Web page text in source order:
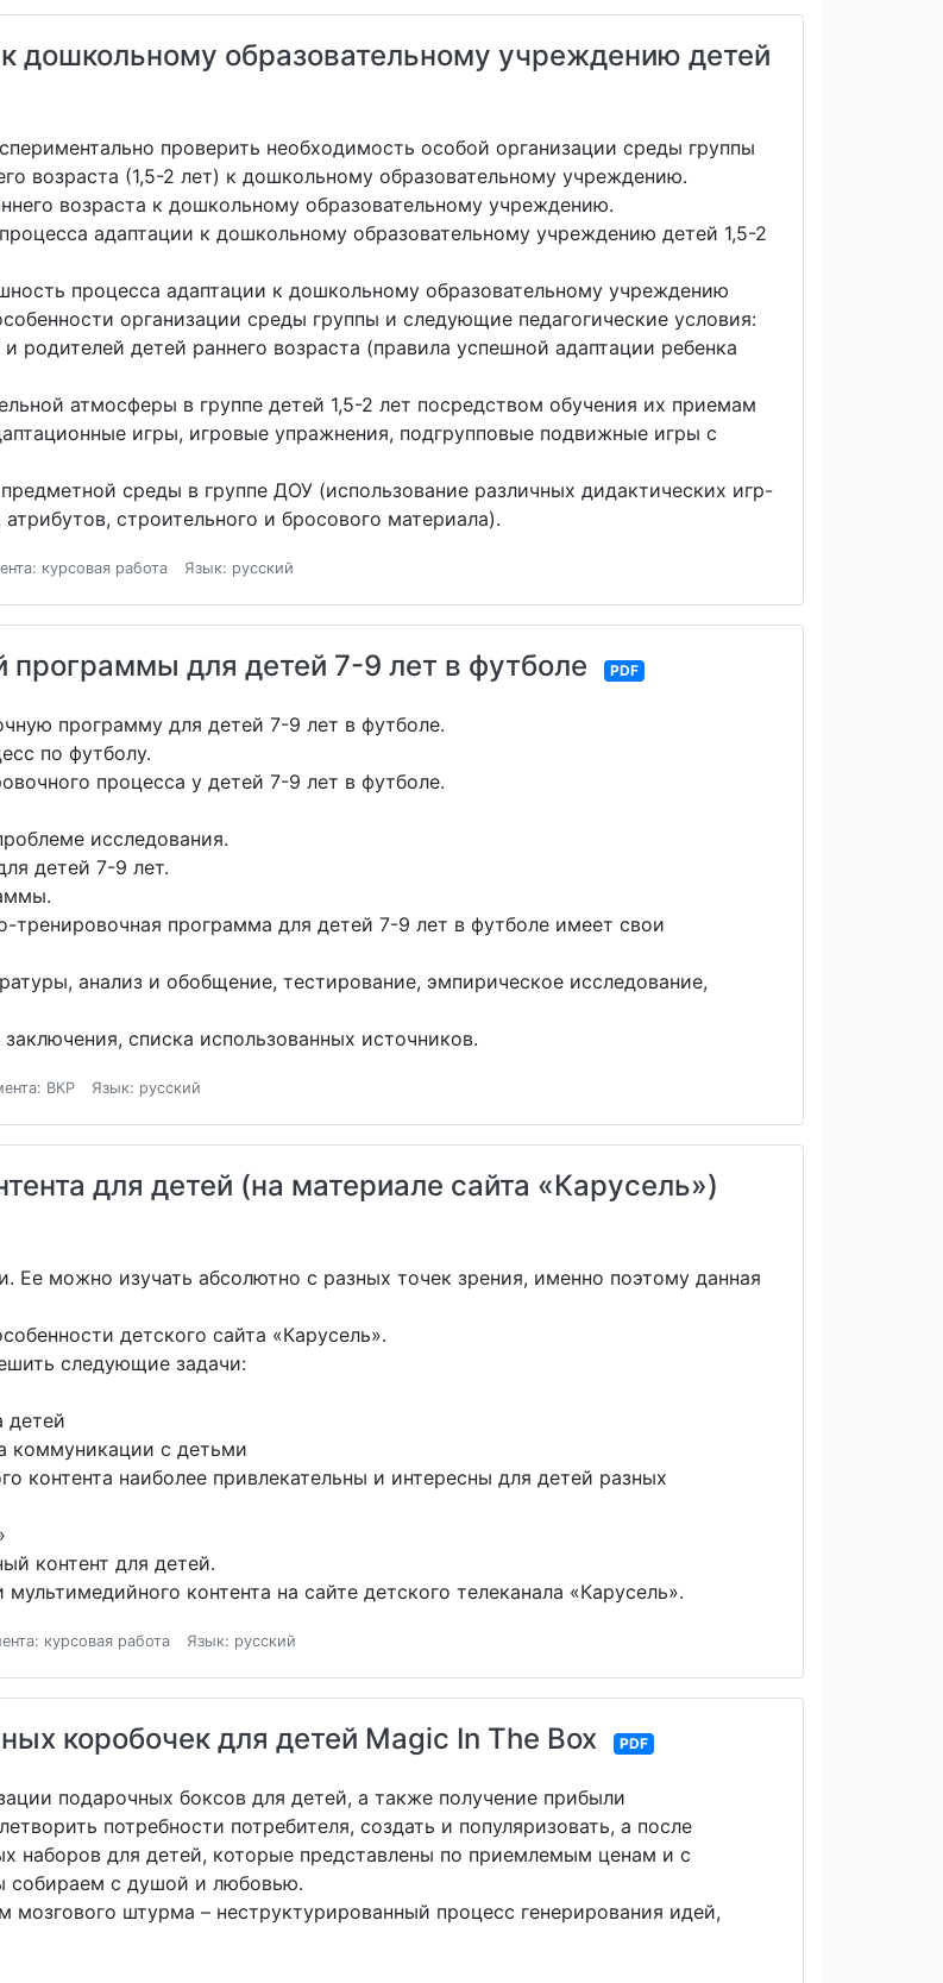
дошкольному образовательному учреждению детей
проверить необходимость особой организации среды группы
возраста (1,5-2 лет) к дошкольному образовательному учреждению.
возраста к дошкольному образовательному учреждению.
адаптации к дошкольному образовательному учреждению детей 1,5-2
процесса адаптации к дошкольному образовательному учреждению
организации среды группы и следующие педагогические условия:
родителей детей раннего возраста (правила успешной адаптации ребенка
атмосферы в группе детей 1,5-2 лет посредством обучения их приемам
игры, игровые упражнения, подгрупповые подвижные игры с
среды в группе ДОУ (использование различных дидактических игр-
строительного и бросового материала).
курсовая работа Язык: русский
программы для детей 7-9 лет в футболе PDF
программу для детей 7-9 лет в футболе.
по футболу.
процесса у детей 7-9 лет в футболе.
исследования.
детей 7-9 лет.
тренировочная программа для детей 7-9 лет в футболе имеет свои
анализ и обобщение, тестирование, эмпирическое исследование,
списка использованных источников.
ВКР Язык: русский
для детей (на материале сайта «Карусель»)
Ее можно изучать абсолютно с разных точек зрения, именно поэтому данная
детского сайта «Карусель».
следующие задачи:
детей
коммуникации с детьми
наиболее привлекательны и интересны для детей разных
контент для детей.
контента на сайте детского телеканала «Карусель».
курсовая работа Язык: русский
коробочек для детей Magic In The Box PDF
подарочных боксов для детей, а также получение прибыли
потребности потребителя, создать и популяризовать, а после
наборов для детей, которые представлены по приемлемым ценам и с
собираем с душой и любовью.
штурма – неструктурированный процесс генерирования идей,